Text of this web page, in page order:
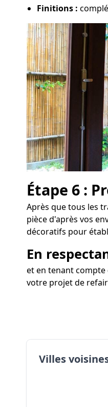
Finitions :
Étape 6 :
Après que tous les
pièce d'après vos
décoratifs pour
En
et en tenant compte
votre projet de
Villes